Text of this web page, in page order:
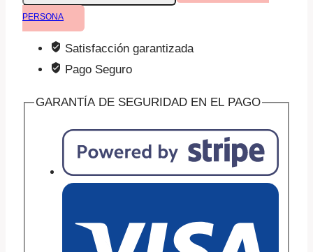
50
planes
pantallas
cantidad
PERSONA
Satisfacción garantizada
Pago Seguro
GARANTÍA DE SEGURIDAD EN EL PAGO